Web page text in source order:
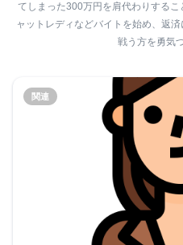
てしまった300万円を肩代わりする
ャットレディなどバイトを始め、返
戦う方を勇気